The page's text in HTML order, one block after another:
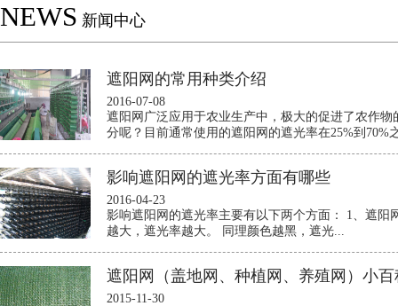
NEWS 新闻中心
遮阳网的常用种类介绍
2016-07-08
遮阳网广泛应用于农业生产中，极大的促进了农作
分呢？目前通常使用的遮阳网的遮光率在25%到70%
影响遮阳网的遮光率方面有哪些
2016-04-23
影响遮阳网的遮光率主要有以下两个方面： 1、遮阳
越大，遮光率越大。 同理颜色越黑，遮光...
遮阳网（盖地网、种植网、养殖网）小百
2015-11-30